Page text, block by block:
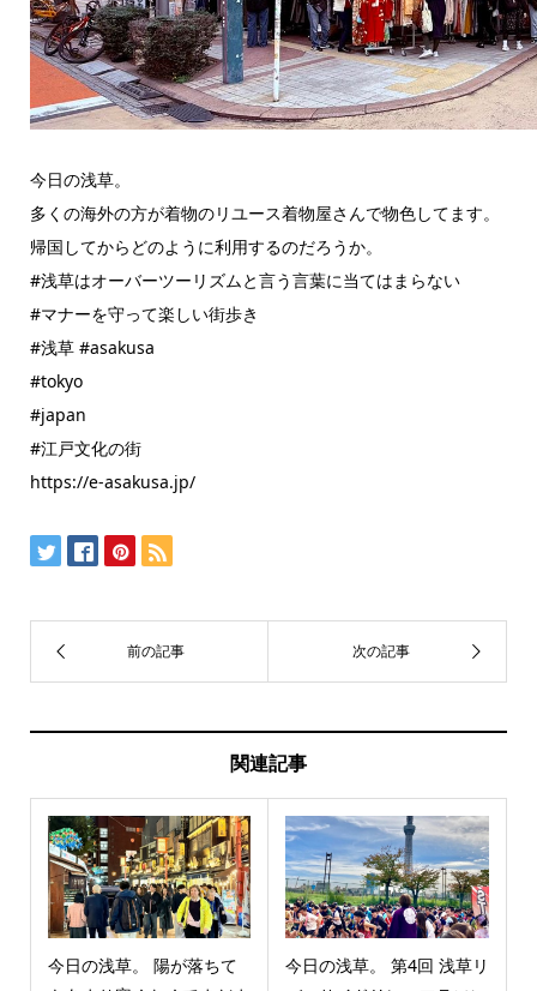
今日の浅草。
多くの海外の方が着物のリユース着物屋さんで物色してます。
帰国してからどのように利用するのだろうか。
#浅草はオーバーツーリズムと言う言葉に当てはまらない
#マナーを守って楽しい街歩き
#浅草 #asakusa
#tokyo
#japan
#江戸文化の街
https://e-asakusa.jp/
関連記事
今日の浅草。 陽が落ちて
今日の浅草。 第4回 浅草リ